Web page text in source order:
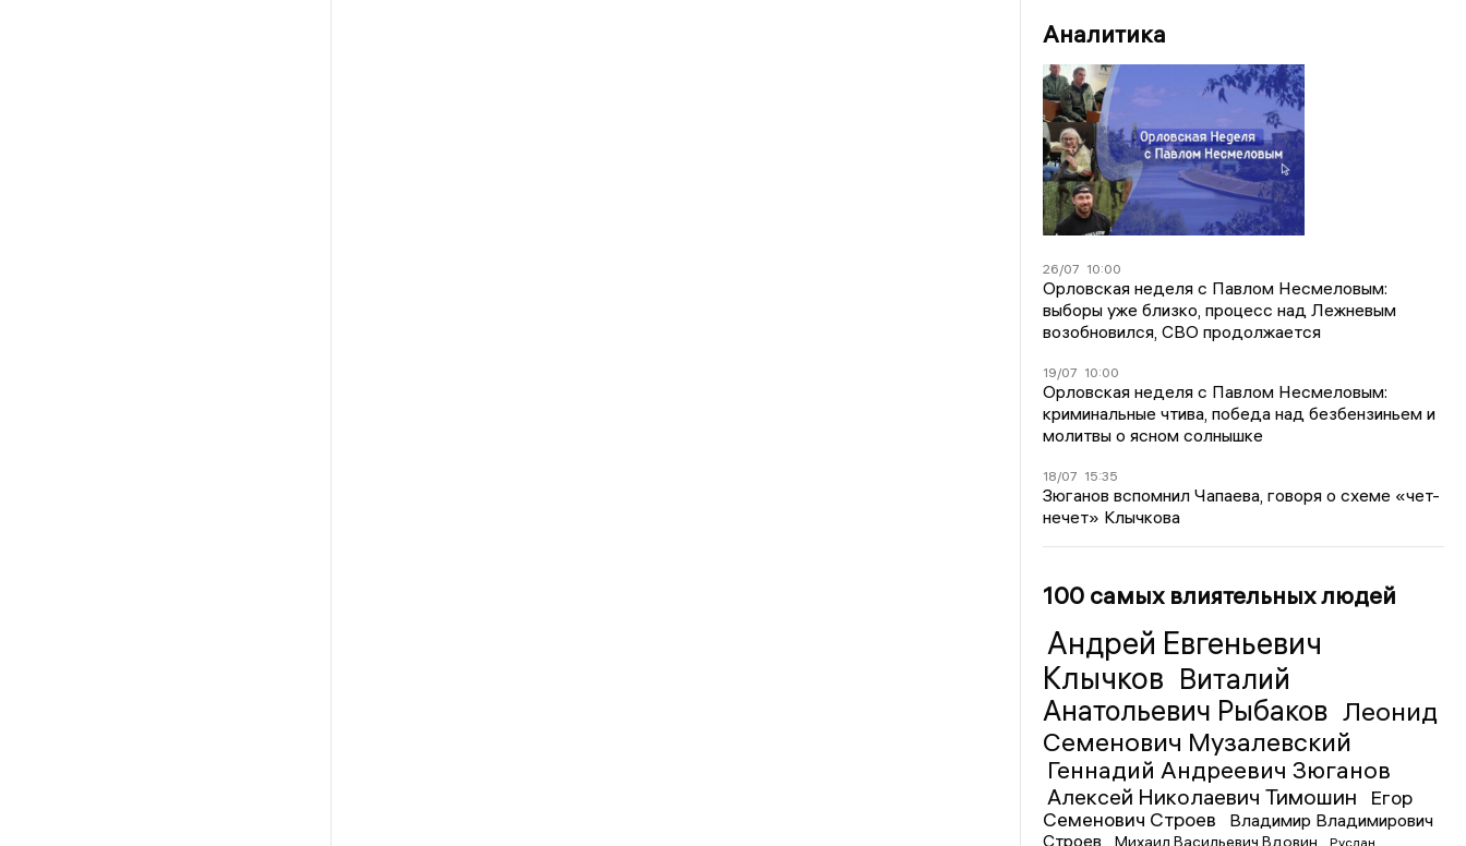
Аналитика
26/07 10:00
Орловская неделя с Павлом Несмеловым:
выборы уже близко, процесс над Лежневым
возобновился, СВО продолжается
19/07 10:00
Орловская неделя с Павлом Несмеловым:
криминальные чтива, победа над безбензиньем и
молитвы о ясном солнышке
18/07 15:35
Зюганов вспомнил Чапаева, говоря о схеме «чет-
нечет» Клычкова
100 самых влиятельных людей
Андрей Евгеньевич
Клычков Виталий
Анатольевич Рыбаков Леонид
Семенович Музалевский
Геннадий Андреевич Зюганов
Алексей Николаевич Тимошин
Егор
Семенович Строев
Владимир Владимирович
Строев
Михаил Васильевич Вдовин
Руслан